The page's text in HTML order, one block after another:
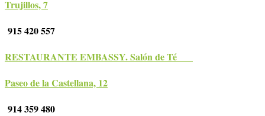
Trujillos, 7
915 420 557
RESTAURANTE EMBASSY. Salón de Té
Paseo de la Castellana, 12
914 359 480